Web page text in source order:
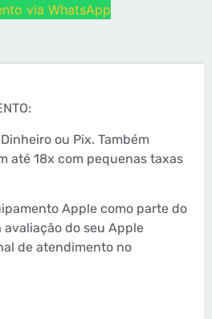
via WhatsApp
ou Pix. Também
até 18x com pequenas taxas
Apple como parte do
avaliação do seu Apple
de atendimento no